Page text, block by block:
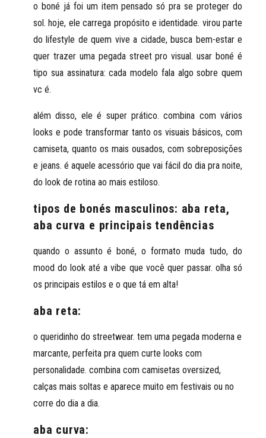
o boné já foi um item pensado só pra se proteger do
sol. hoje, ele carrega propósito e identidade. virou parte
do lifestyle de quem vive a cidade, busca bem-estar e
quer trazer uma pegada street pro visual. usar boné é
tipo sua assinatura: cada modelo fala algo sobre quem
vc é.
além disso, ele é super prático. combina com vários
looks e pode transformar tanto os visuais básicos, com
camiseta, quanto os mais ousados, com sobreposições
e jeans. é aquele acessório que vai fácil do dia pra noite,
do look de rotina ao mais estiloso.
tipos de bonés masculinos: aba reta,
aba curva e principais tendências
quando o assunto é boné, o formato muda tudo, do
mood do look até a vibe que você quer passar. olha só
os principais estilos e o que tá em alta!
aba reta:
o queridinho do streetwear. tem uma pegada moderna e
marcante, perfeita pra quem curte looks com
personalidade. combina com camisetas oversized,
calças mais soltas e aparece muito em festivais ou no
corre do dia a dia.
aba curva: